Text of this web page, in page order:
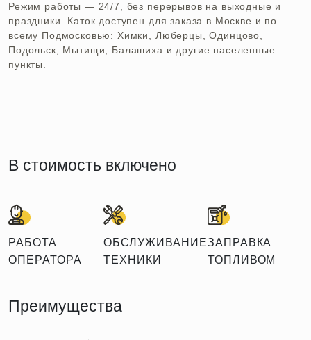
Режим работы — 24/7, без перерывов на выходные и
праздники. Каток доступен для заказа в Москве и по
всему Подмосковью: Химки, Люберцы, Одинцово,
Подольск, Мытищи, Балашиха и другие населенные
пункты.
В стоимость включено
РАБОТА
ОПЕРАТОРА
ОБСЛУЖИВАНИЕ
ТЕХНИКИ
ЗАПРАВКА
ТОПЛИВОМ
Преимущества